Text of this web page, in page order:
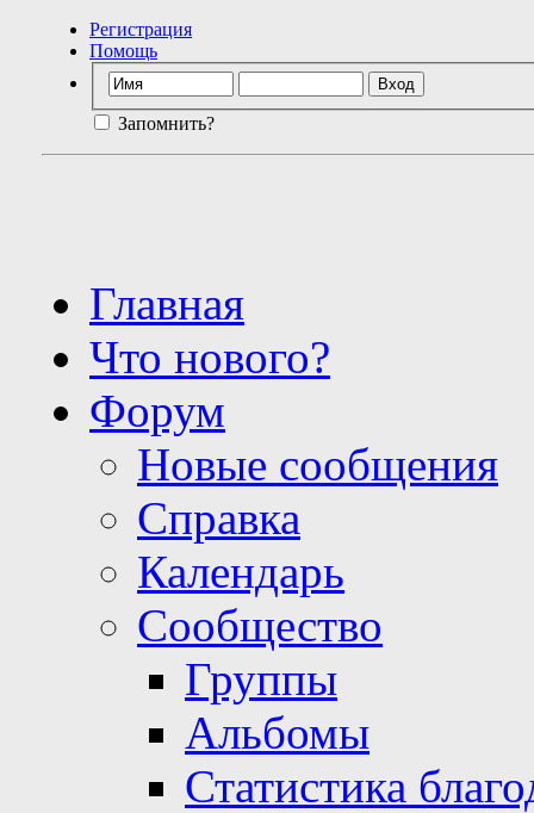
Регистрация
Помощь
Запомнить?
Главная
Что нового?
Форум
Новые сообщения
Справка
Календарь
Сообщество
Группы
Альбомы
Статистика